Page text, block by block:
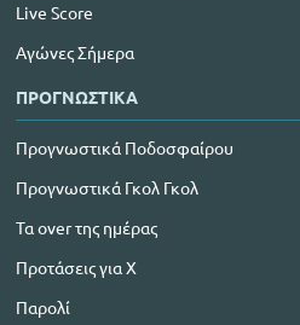
Live Score
Αγώνες Σήμερα
ΠΡΟΓΝΩΣΤΙΚΑ
Προγνωστικά Ποδοσφαίρου
Προγνωστικά Γκολ Γκολ
Τα over της ημέρας
Προτάσεις για Χ
Παρολί